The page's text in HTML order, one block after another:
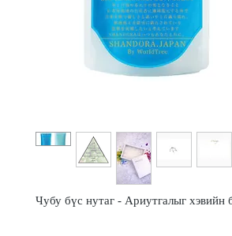
Чубу бүс нутаг - Ариутгалыг хэвийн